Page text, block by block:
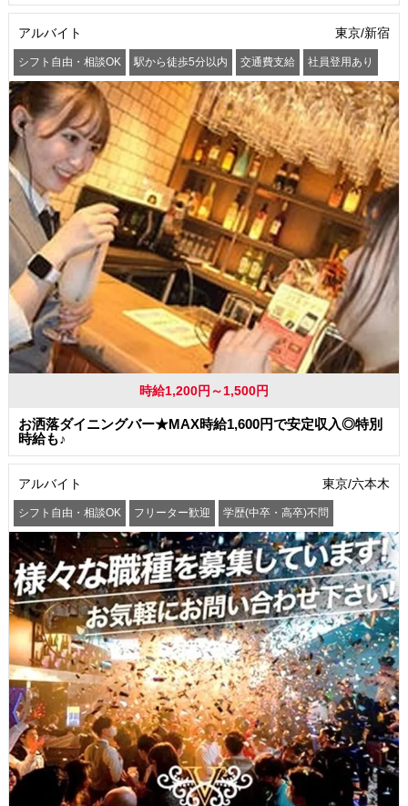
アルバイト 東京/新宿
シフト自由・相談OK 駅から徒歩5分以内 交通費支給 社員登用あり
時給1,200円～1,500円
お洒落ダイニングバー★MAX時給1,600円で安定収入◎特別
時給も♪
アルバイト 東京/六本木
シフト自由・相談OK フリーター歓迎 学歴(中卒・高卒)不問
髪型・髪色自由 交通費支給